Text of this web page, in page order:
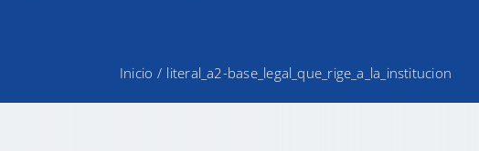
Inicio / literal_a2-base_legal_que_rige_a_la_institucion